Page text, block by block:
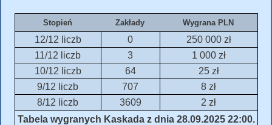
Stopień Zakłady Wygrana PLN
12/12 liczb 0
250 000 zł
11/12 liczb
3
1 000 zł
10/12 liczb
64
25 zł
9/12 liczb
707
8 zł
8/12 liczb
3609
2 zł
Tabela wygranych Kaskada z dnia 28.09.2025 22:00.